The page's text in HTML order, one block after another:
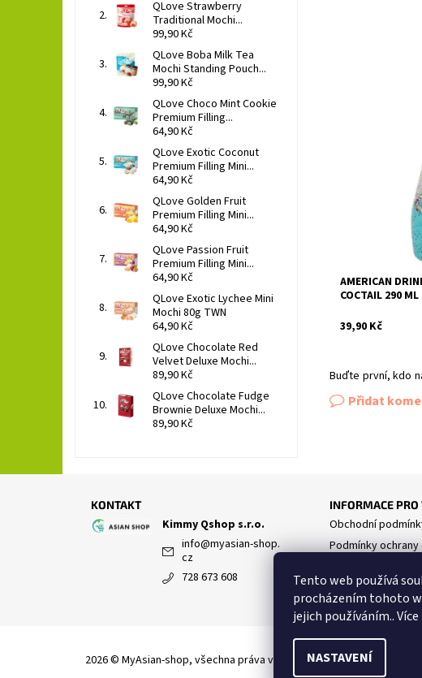
Nealkoholický
bazalkovými
AMERICAN
COCTAIL 290 ML
39,90 Kč
Buďte první, kdo
Přidat
QLove Strawberry
Traditional Mochi...
99,90 Kč
QLove Boba Milk Tea
Mochi Standing Pouch...
99,90 Kč
QLove Choco Mint Cookie
Premium Filling...
64,90 Kč
QLove Exotic Coconut
Premium Filling Mini...
64,90 Kč
QLove Golden Fruit
Premium Filling Mini...
64,90 Kč
QLove Passion Fruit
Premium Filling Mini...
64,90 Kč
QLove Exotic Lychee Mini
Mochi 80g TWN
64,90 Kč
QLove Chocolate Red
Velvet Deluxe Mochi...
89,90 Kč
QLove Chocolate Fudge
Brownie Deluxe Mochi...
89,90 Kč
KONTAKT
Kimmy Qshop s.r.o.
info@myasian-shop.
cz
728 673 608
INFORMACE PRO
Obchodní
Podmínky
Napište nám
2026 © MyAsian-shop, všechna práva vyhrazena
Tento web používá
procházením tohoto
jejich používáním..
NASTAVENÍ